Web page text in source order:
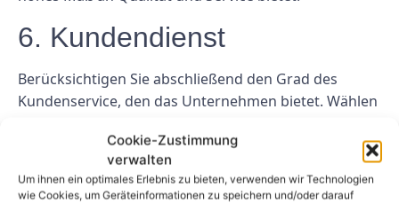
Cookie-Zustimmung
verwalten
Um ihnen ein optimales Erlebnis zu bieten, verwenden wir Technologien
wie Cookies, um Geräteinformationen zu speichern und/oder darauf
6. Kundendienst
Berücksichtigen Sie abschließend den Grad des
Kundenservice, den das Unternehmen bietet. Wählen
und einfach zu kommunizieren ist. Ein guter
Kundenservice ist für ein positives Erlebnis und eine
erfolgreiche Partnerschaft unerlässlich.